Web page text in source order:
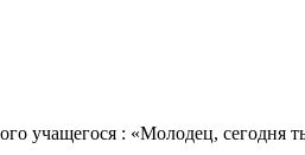
учащегося : «Молодец, сегодня